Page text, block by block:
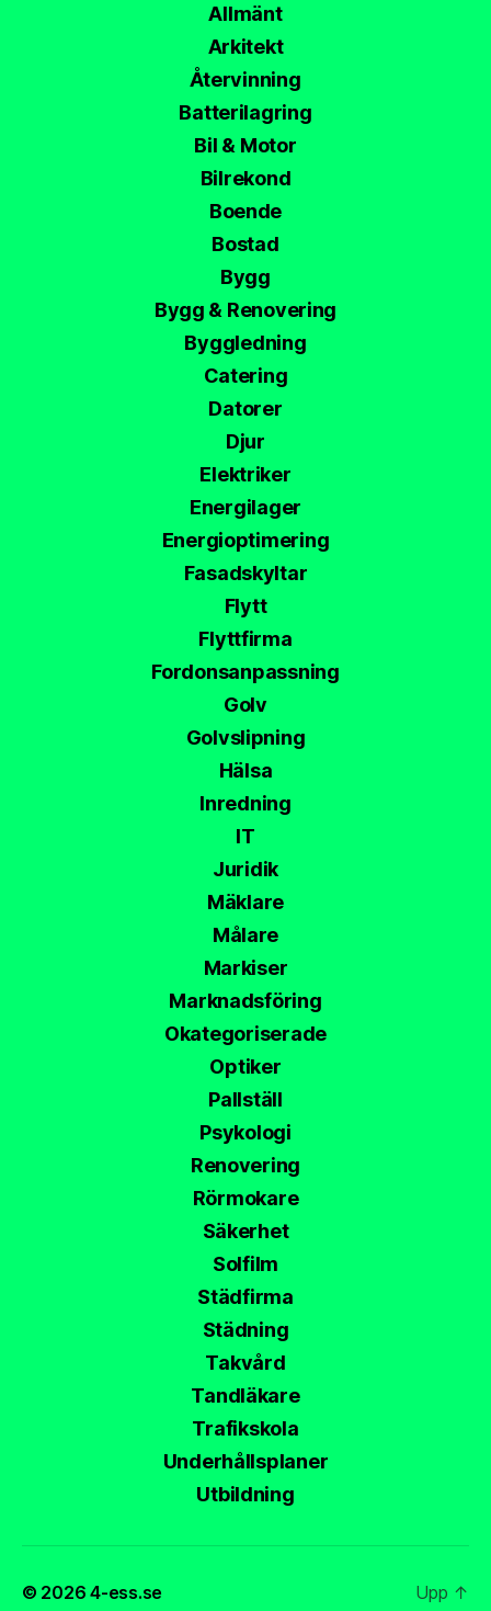
Allmänt
Arkitekt
Återvinning
Batterilagring
Bil & Motor
Bilrekond
Boende
Bostad
Bygg
Bygg & Renovering
Byggledning
Catering
Datorer
Djur
Elektriker
Energilager
Energioptimering
Fasadskyltar
Flytt
Flyttfirma
Fordonsanpassning
Golv
Golvslipning
Hälsa
Inredning
IT
Juridik
Mäklare
Målare
Markiser
Marknadsföring
Okategoriserade
Optiker
Pallställ
Psykologi
Renovering
Rörmokare
Säkerhet
Solfilm
Städfirma
Städning
Takvård
Tandläkare
Trafikskola
Underhållsplaner
Utbildning
© 20264-ess.se Upp ↑